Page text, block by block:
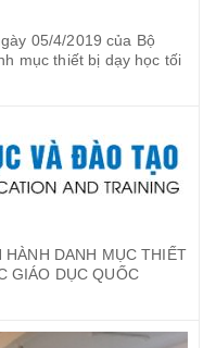
05/4/2019 của Bộ
mục thiết bị dạy học tối
DANH MỤC THIẾT
GIÁO DỤC QUỐC